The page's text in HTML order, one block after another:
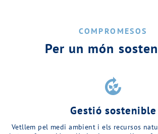
COMPROMESOS
Per un món
compost
Gestió sostenible
Vetllem pel medi ambient i els recursos